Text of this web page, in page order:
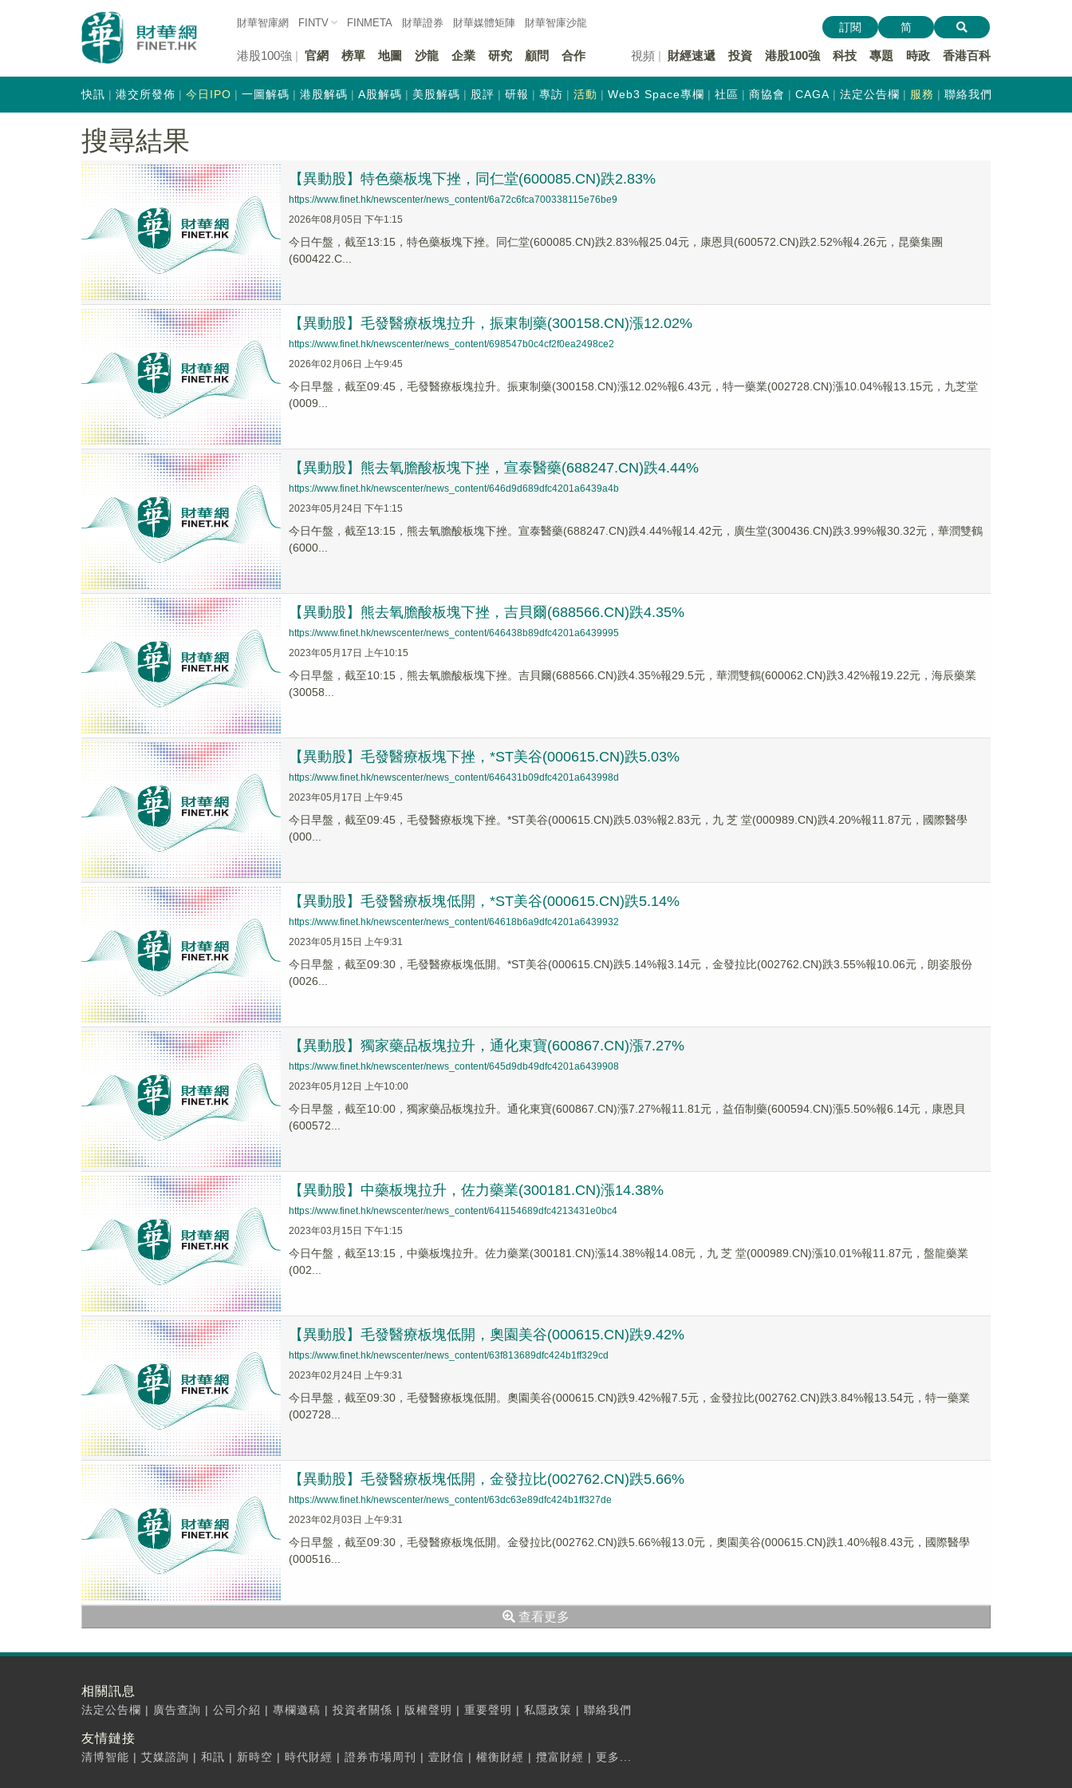
財華智庫網 FINTV FINMETA 財華證券 財華媒體矩陣 財華智庫沙龍
港股100強 官網 榜單 地圖 沙龍 企業 研究 顧問 合作 視頻 財經速遞 投資 港股100強 科技 專題 時政 香港百科
訂閱 简
快訊 港交所發佈 今日IPO 一圖解碼 港股解碼 A股解碼 美股解碼 股評 研報 專訪 活動 Web3 Space專欄 社區 商協會 CAGA 法定公告欄 服務 聯絡我們
搜尋結果
【異動股】特色藥板塊下挫，同仁堂(600085.CN)跌2.83%
https://www.finet.hk/newscenter/news_content/6a72c6fca700338115e76be9
2026年08月05日 下午1:15
今日午盤，截至13:15，特色藥板塊下挫。同仁堂(600085.CN)跌2.83%報25.04元，康恩貝(600572.CN)跌2.52%報4.26元，昆藥集團
(600422.C...
【異動股】毛發醫療板塊拉升，振東制藥(300158.CN)漲12.02%
https://www.finet.hk/newscenter/news_content/698547b0c4cf2f0ea2498ce2
2026年02月06日 上午9:45
今日早盤，截至09:45，毛發醫療板塊拉升。振東制藥(300158.CN)漲12.02%報6.43元，特一藥業(002728.CN)漲10.04%報13.15元，九芝堂
(0009...
【異動股】熊去氧膽酸板塊下挫，宣泰醫藥(688247.CN)跌4.44%
https://www.finet.hk/newscenter/news_content/646d9d689dfc4201a6439a4b
2023年05月24日 下午1:15
今日午盤，截至13:15，熊去氧膽酸板塊下挫。宣泰醫藥(688247.CN)跌4.44%報14.42元，廣生堂(300436.CN)跌3.99%報30.32元，華潤雙鶴
(6000...
【異動股】熊去氧膽酸板塊下挫，吉貝爾(688566.CN)跌4.35%
https://www.finet.hk/newscenter/news_content/646438b89dfc4201a6439995
2023年05月17日 上午10:15
今日早盤，截至10:15，熊去氧膽酸板塊下挫。吉貝爾(688566.CN)跌4.35%報29.5元，華潤雙鶴(600062.CN)跌3.42%報19.22元，海辰藥業
(30058...
【異動股】毛發醫療板塊下挫，*ST美谷(000615.CN)跌5.03%
https://www.finet.hk/newscenter/news_content/646431b09dfc4201a643998d
2023年05月17日 上午9:45
今日早盤，截至09:45，毛發醫療板塊下挫。*ST美谷(000615.CN)跌5.03%報2.83元，九 芝 堂(000989.CN)跌4.20%報11.87元，國際醫學
(000...
【異動股】毛發醫療板塊低開，*ST美谷(000615.CN)跌5.14%
https://www.finet.hk/newscenter/news_content/64618b6a9dfc4201a6439932
2023年05月15日 上午9:31
今日早盤，截至09:30，毛發醫療板塊低開。*ST美谷(000615.CN)跌5.14%報3.14元，金發拉比(002762.CN)跌3.55%報10.06元，朗姿股份
(0026...
【異動股】獨家藥品板塊拉升，通化東寶(600867.CN)漲7.27%
https://www.finet.hk/newscenter/news_content/645d9db49dfc4201a6439908
2023年05月12日 上午10:00
今日早盤，截至10:00，獨家藥品板塊拉升。通化東寶(600867.CN)漲7.27%報11.81元，益佰制藥(600594.CN)漲5.50%報6.14元，康恩貝
(600572...
【異動股】中藥板塊拉升，佐力藥業(300181.CN)漲14.38%
https://www.finet.hk/newscenter/news_content/641154689dfc4213431e0bc4
2023年03月15日 下午1:15
今日午盤，截至13:15，中藥板塊拉升。佐力藥業(300181.CN)漲14.38%報14.08元，九 芝 堂(000989.CN)漲10.01%報11.87元，盤龍藥業
(002...
【異動股】毛發醫療板塊低開，奧園美谷(000615.CN)跌9.42%
https://www.finet.hk/newscenter/news_content/63f813689dfc424b1ff329cd
2023年02月24日 上午9:31
今日早盤，截至09:30，毛發醫療板塊低開。奧園美谷(000615.CN)跌9.42%報7.5元，金發拉比(002762.CN)跌3.84%報13.54元，特一藥業
(002728...
【異動股】毛發醫療板塊低開，金發拉比(002762.CN)跌5.66%
https://www.finet.hk/newscenter/news_content/63dc63e89dfc424b1ff327de
2023年02月03日 上午9:31
今日早盤，截至09:30，毛發醫療板塊低開。金發拉比(002762.CN)跌5.66%報13.0元，奧園美谷(000615.CN)跌1.40%報8.43元，國際醫學
(000516...
查看更多
相關訊息
法定公告欄 | 廣告查詢 | 公司介紹 | 專欄邀稿 | 投資者關係 | 版權聲明 | 重要聲明 | 私隱政策 | 聯絡我們
友情鏈接
清博智能 | 艾媒諮詢 | 和訊 | 新時空 | 時代財經 | 證券市場周刊 | 壹財信 | 權衡財經 | 攬富財經 | 更多...